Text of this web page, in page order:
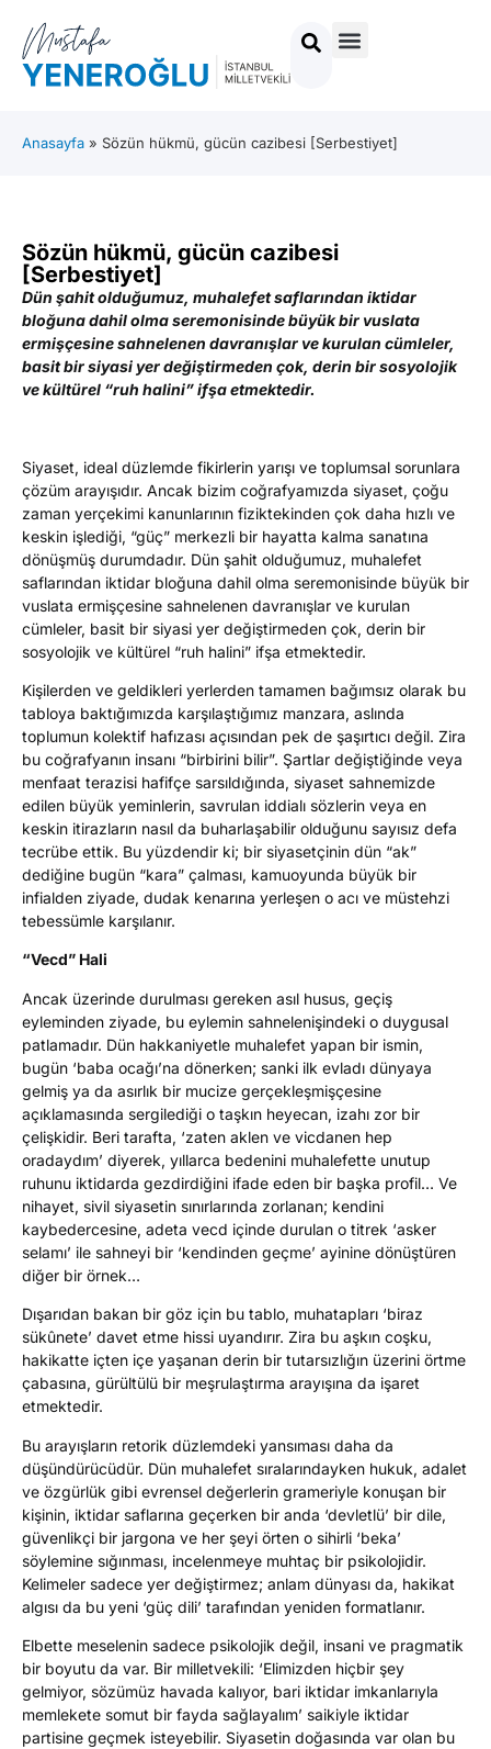
Anasayfa » Sözün hükmü, gücün cazibesi [Serbestiyet]
Sözün hükmü, gücün cazibesi
[Serbestiyet]
Dün şahit olduğumuz, muhalefet saflarından iktidar
bloğuna dahil olma seremonisinde büyük bir vuslata
ermişçesine sahnelenen davranışlar ve kurulan cümleler,
basit bir siyasi yer değiştirmeden çok, derin bir sosyolojik
ve kültürel “ruh halini” ifşa etmektedir.
Siyaset, ideal düzlemde fikirlerin yarışı ve toplumsal sorunlara
çözüm arayışıdır. Ancak bizim coğrafyamızda siyaset, çoğu
zaman yerçekimi kanunlarının fiziktekinden çok daha hızlı ve
keskin işlediği, “güç” merkezli bir hayatta kalma sanatına
dönüşmüş durumdadır. Dün şahit olduğumuz, muhalefet
saflarından iktidar bloğuna dahil olma seremonisinde büyük bir
vuslata ermişçesine sahnelenen davranışlar ve kurulan
cümleler, basit bir siyasi yer değiştirmeden çok, derin bir
sosyolojik ve kültürel “ruh halini” ifşa etmektedir.
Kişilerden ve geldikleri yerlerden tamamen bağımsız olarak bu
tabloya baktığımızda karşılaştığımız manzara, aslında
toplumun kolektif hafızası açısından pek de şaşırtıcı değil. Zira
bu coğrafyanın insanı “birbirini bilir”. Şartlar değiştiğinde veya
menfaat terazisi hafifçe sarsıldığında, siyaset sahnemizde
edilen büyük yeminlerin, savrulan iddialı sözlerin veya en
keskin itirazların nasıl da buharlaşabilir olduğunu sayısız defa
tecrübe ettik. Bu yüzdendir ki; bir siyasetçinin dün “ak”
dediğine bugün “kara” çalması, kamuoyunda büyük bir
infialden ziyade, dudak kenarına yerleşen o acı ve müstehzi
tebessümle karşılanır.
“Vecd” Hali
Ancak üzerinde durulması gereken asıl husus, geçiş
eyleminden ziyade, bu eylemin sahnelenişindeki o duygusal
patlamadır. Dün hakkaniyetle muhalefet yapan bir ismin,
bugün ‘baba ocağı’na dönerken; sanki ilk evladı dünyaya
gelmiş ya da asırlık bir mucize gerçekleşmişçesine
açıklamasında sergilediği o taşkın heyecan, izahı zor bir
çelişkidir. Beri tarafta, ‘zaten aklen ve vicdanen hep
oradaydım’ diyerek, yıllarca bedenini muhalefette unutup
ruhunu iktidarda gezdirdiğini ifade eden bir başka profil… Ve
nihayet, sivil siyasetin sınırlarında zorlanan; kendini
kaybedercesine, adeta vecd içinde durulan o titrek ‘asker
selamı’ ile sahneyi bir ‘kendinden geçme’ ayinine dönüştüren
diğer bir örnek…
Dışarıdan bakan bir göz için bu tablo, muhatapları ‘biraz
sükûnete’ davet etme hissi uyandırır. Zira bu aşkın coşku,
hakikatte içten içe yaşanan derin bir tutarsızlığın üzerini örtme
çabasına, gürültülü bir meşrulaştırma arayışına da işaret
etmektedir.
Bu arayışların retorik düzlemdeki yansıması daha da
düşündürücüdür. Dün muhalefet sıralarındayken hukuk, adalet
ve özgürlük gibi evrensel değerlerin grameriyle konuşan bir
kişinin, iktidar saflarına geçerken bir anda ‘devletlü’ bir dile,
güvenlikçi bir jargona ve her şeyi örten o sihirli ‘beka’
söylemine sığınması, incelenmeye muhtaç bir psikolojidir.
Kelimeler sadece yer değiştirmez; anlam dünyası da, hakikat
algısı da bu yeni ‘güç dili’ tarafından yeniden formatlanır.
Elbette meselenin sadece psikolojik değil, insani ve pragmatik
bir boyutu da var. Bir milletvekili: ‘Elimizden hiçbir şey
gelmiyor, sözümüz havada kalıyor, bari iktidar imkanlarıyla
memlekete somut bir fayda sağlayalım’ saikiyle iktidar
partisine geçmek isteyebilir. Siyasetin doğasında var olan bu